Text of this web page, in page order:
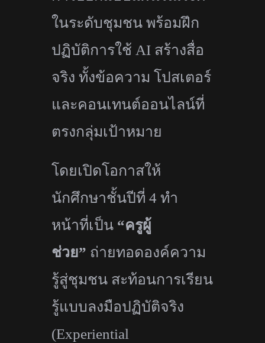
ในระดับชุมชน พร้อมฝึก
ปฏิบัติการใช้ AI สร้างสื่อ
จริง ทั้งข้อความ โปสเตอร์
และคอนเทนต์ออนไลน์ที่
ตรงกลุ่มเป้าหมาย
โดยเปิดโอกาสให้
นักศึกษาชั้นปีที่4ทำ
หน้าที่เป็น “ครูผู้
ช่วย” ถ่ายทอดองค์ความ
รู้สู่ชุมชน สะท้อนการเรียน
รู้แบบลงมือปฏิบัติจริง
(Experiential